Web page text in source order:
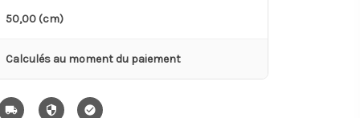
50,00 (cm)
Calculés au moment du paiement